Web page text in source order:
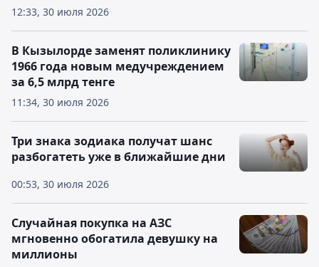
12:33, 30 июля 2026
11:34, 30 июля 2026
В Кызылорде заменят поликлинику
1966 года новым медучреждением
за 6,5 млрд тенге
00:53, 30 июля 2026
Три знака зодиака получат шанс
разбогатеть уже в ближайшие дни
Случайная покупка на АЗС
мгновенно обогатила девушку на
миллионы